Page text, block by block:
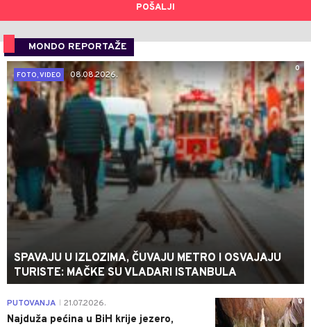
POŠALJI
MONDO REPORTAŽE
0
FOTO, VIDEO
08.08.2026.
SPAVAJU U IZLOZIMA, ČUVAJU METRO I OSVAJAJU
TURISTE: MAČKE SU VLADARI ISTANBULA
0
PUTOVANJA 21.07.2026.
Najduža pećina u BiH krije jezero,